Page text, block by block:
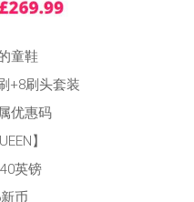
童鞋
+8刷头套装
优惠码
】
英镑
币